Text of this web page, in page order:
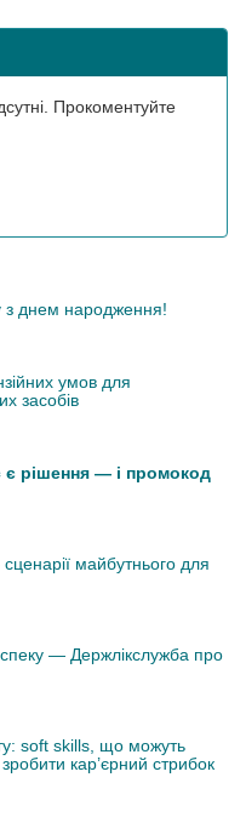
Прокоментуйте
з днем народження!
умов для
засобів
рішення — і промокод
майбутнього для
спеку — Держлікслужба про
soft skills, що можуть
кар’єрний стрибок